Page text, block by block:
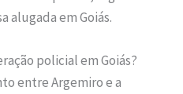
alugada em Goiás.
policial em Goiás?
entre Argemiro e a